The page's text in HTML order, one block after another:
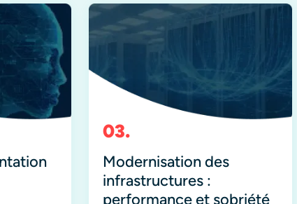
Modernisation des
infrastructures :
performance et sobriété